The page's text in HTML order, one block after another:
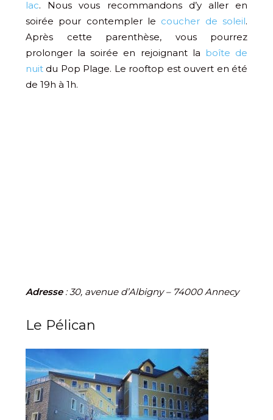
lac. Nous vous recommandons d’y aller en
soirée pour contempler le coucher de soleil.
Après cette parenthèse, vous pourrez
prolonger la soirée en rejoignant la boîte de
nuit du Pop Plage. Le rooftop est ouvert en été
de 19h à 1h.
Adresse: 30, avenue d’Albigny – 74000 Annecy
Le Pélican